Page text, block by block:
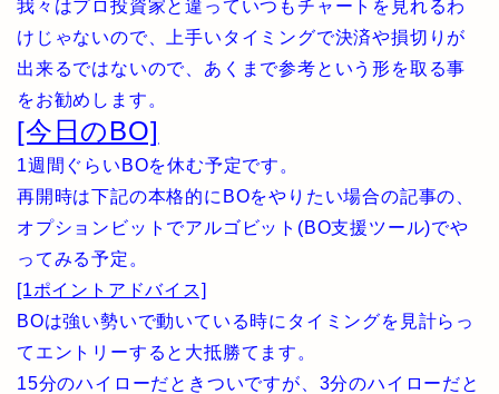
我々はプロ投資家と違っていつもチャートを見れるわ
けじゃないので、上手いタイミングで決済や損切りが
出来るではないので、あくまで参考という形を取る事
をお勧めします。
[今日のBO]
1週間ぐらいBOを休む予定です。
再開時は下記の本格的にBOをやりたい場合の記事の、
オプションビットでアルゴビット(BO支援ツール)でや
ってみる予定。
[1ポイントアドバイス]
BOは強い勢いで動いている時にタイミングを見計らっ
てエントリーすると大抵勝てます。
15分のハイローだときついですが、3分のハイローだと